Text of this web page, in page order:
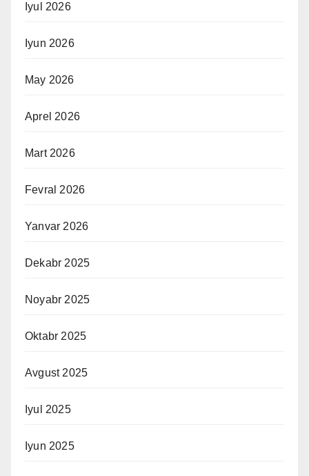
Iyul 2026
Iyun 2026
May 2026
Aprel 2026
Mart 2026
Fevral 2026
Yanvar 2026
Dekabr 2025
Noyabr 2025
Oktabr 2025
Avgust 2025
Iyul 2025
Iyun 2025